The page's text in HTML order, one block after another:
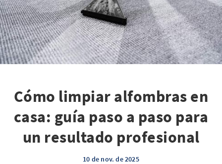
Cómo limpiar alfombras en
casa: guía paso a paso para
un resultado profesional
10 de nov. de 2025